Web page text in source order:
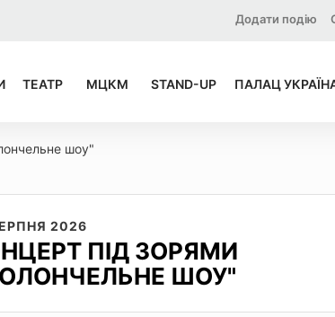
Додати подію
ТЕАТР МЦКМ STAND-UP ПАЛАЦ
шоу"
2026
ПІД ЗОРЯМИ
ШОУ"